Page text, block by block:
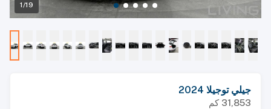
1/19
جيلي توجيلا 2024
31,853 كم